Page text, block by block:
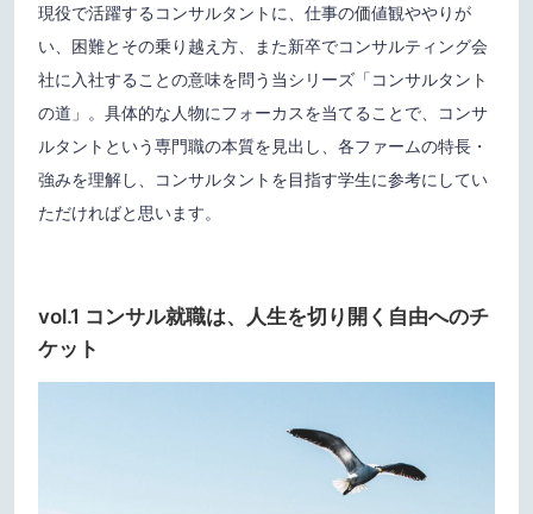
現役で活躍するコンサルタントに、仕事の価値観ややりが
い、困難とその乗り越え方、また新卒でコンサルティング会
社に入社することの意味を問う当シリーズ「コンサルタント
の道」。具体的な人物にフォーカスを当てることで、コンサ
ルタントという専門職の本質を見出し、各ファームの特長・
強みを理解し、コンサルタントを目指す学生に参考にしてい
ただければと思います。
vol.1 コンサル就職は、人生を切り開く自由へのチ
ケット